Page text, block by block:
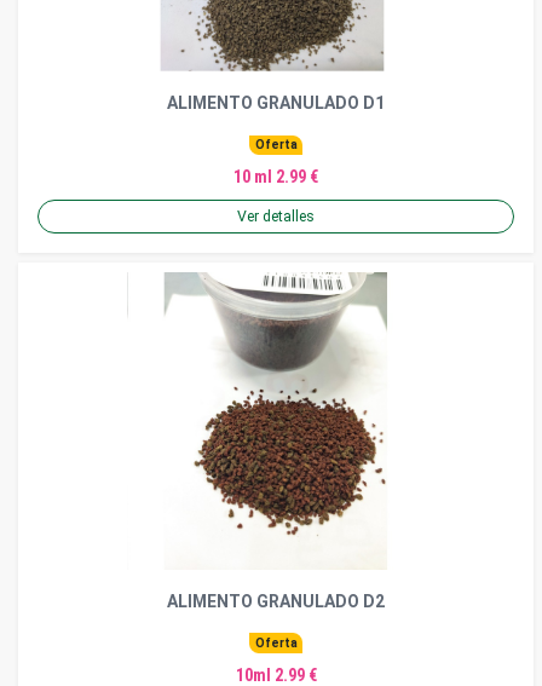
ALIMENTO GRANULADO D1
Oferta
10 ml 2.99 €
Ver detalles
ALIMENTO GRANULADO D2
Oferta
10ml 2.99 €